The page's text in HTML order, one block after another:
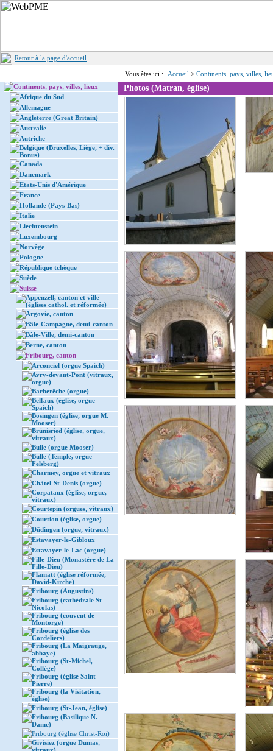
Retour à la page d'accueil
Vous êtes ici : Accueil > Continents, pays, villes,
Continents, pays, villes, lieux
Afrique du Sud
Allemagne
Angleterre (Great Britain)
Australie
Autriche
Belgique (Bruxelles, Liège, + div.
Bonus)
Canada
Danemark
Etats-Unis d'Amérique
France
Hollande (Pays-Bas)
Italie
Liechtenstein
Luxembourg
Norvège
Pologne
République tchèque
Suède
Suisse
Appenzell, canton et ville
(églises cathol. et réformée)
Argovie, canton
Bâle-Campagne, demi-canton
Bâle-Ville, demi-canton
Berne, canton
Fribourg, canton
Arconciel (orgue Spaich)
Avry-devant-Pont (vitraux,
orgue)
Barberêche (orgue)
Belfaux (église, orgue
Spaich)
Bösingen (église, orgue M.
Mooser)
Brünisried (église, orgue,
vitraux)
Bulle (orgue Mooser)
Bulle (Temple, orgue
Felsberg)
Charmey, orgue et vitraux
Châtel-St-Denis (orgue)
Corpataux (église, orgue,
vitraux)
Courtepin (orgues, vitraux)
Courtion (église, orgue)
Düdingen (orgue, vitraux)
Estavayer-le-Gibloux
Estavayer-le-Lac (orgue)
Fille-Dieu (Monastère de La
Fille-Dieu)
Flamatt (église réformée,
David-Kirche)
Fribourg (Augustins)
Fribourg (cathédrale St-
Nicolas)
Fribourg (couvent de
Montorge)
Fribourg (église des
Cordeliers)
Fribourg (La Maigrauge,
abbaye)
Fribourg (St-Michel,
Collège)
Fribourg (église Saint-
Pierre)
Fribourg (la Visitation,
église)
Fribourg (St-Jean, église)
Fribourg (Basilique N.-
Dame)
Fribourg (église Christ-Roi)
Givisiez (orgue Dumas,
Photos (Matran, église)